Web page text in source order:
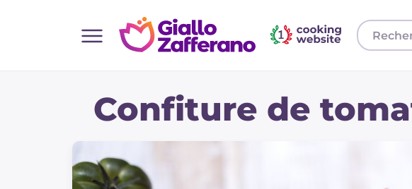
Toutes les recettes
Plats principaux
Confiture de